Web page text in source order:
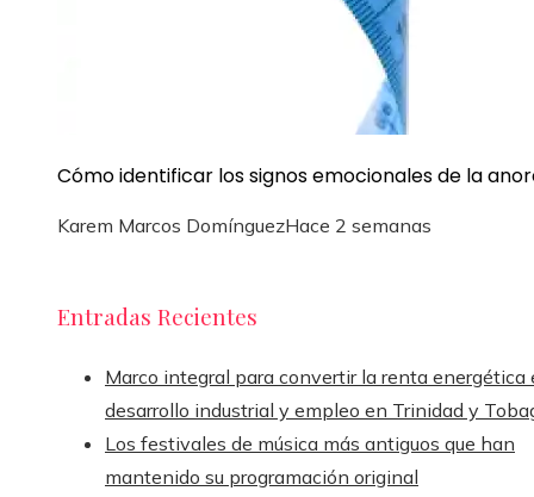
Cómo identificar los signos emocionales de la
Karem Marcos DomínguezHace 2 semanas
Entradas Recientes
Marco integral para convertir la renta energética
desarrollo industrial y empleo en Trinidad y
Los festivales de música más antiguos que han
mantenido su programación original